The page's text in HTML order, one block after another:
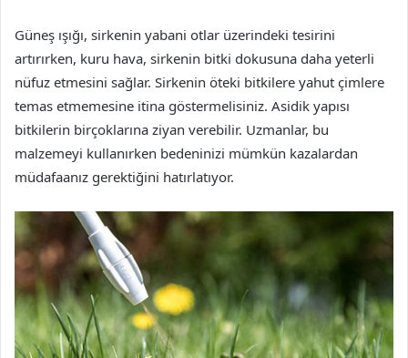
Güneş ışığı, sirkenin yabani otlar üzerindeki tesirini
artırırken, kuru hava, sirkenin bitki dokusuna daha yeterli
nüfuz etmesini sağlar. Sirkenin öteki bitkilere yahut çimlere
temas etmemesine itina göstermelisiniz. Asidik yapısı
bitkilerin birçoklarına ziyan verebilir. Uzmanlar, bu
malzemeyi kullanırken bedeninizi mümkün kazalardan
müdafaanız gerektiğini hatırlatıyor.